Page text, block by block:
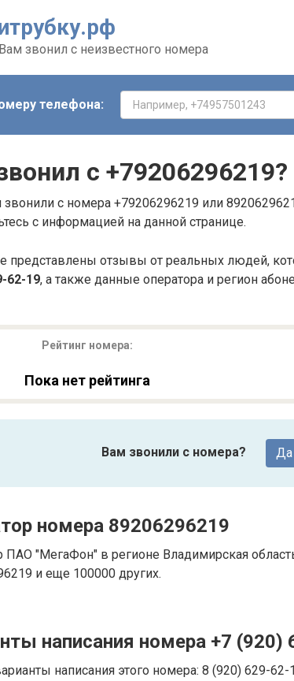
звонил с неизвестного номера
телефона:
с +79206296219?
звонили с номера +79206296219 или
с информацией на данной странице.
представлены отзывы от реальных людей,
62-19, а также данные оператора и регион
Рейтинг номера:
Пока нет рейтинга
Вам звонили с номера? Да
номера 89206296219
ПАО "МегаФон" в регионе Владимирская
и еще 100000 других.
написания номера +7 (920)
написания этого номера: 8 (920) 629-